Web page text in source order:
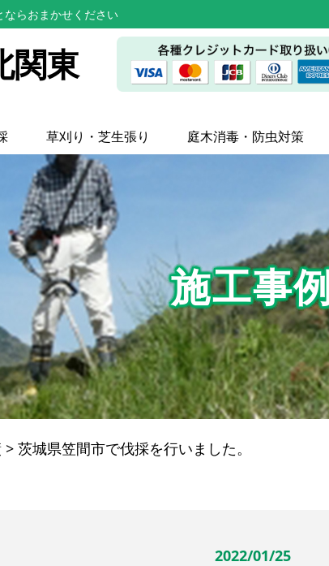
ならおまかせください
関東
草刈り・芝生張り 庭木消毒・防虫対策
施工事
> 茨城県笠間市で伐採を行いました。
2022/01/25